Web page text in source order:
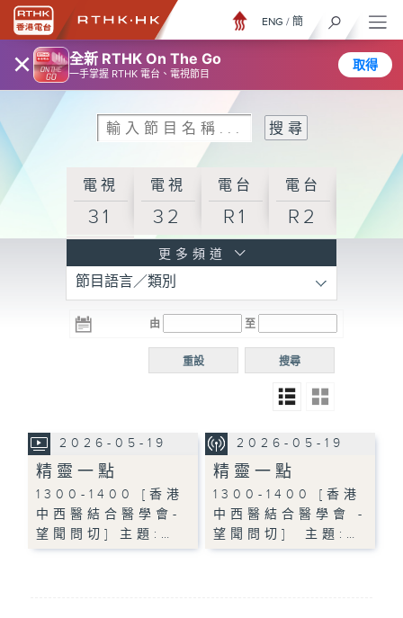
× 全新 RTHK On The Go
一手掌握 RTHK 電台、電視節目
取得
ENG / 簡
電視
31
電視
32
電台
R1
電台
R2
R3
電台 電台
R5
電台
普通
更多頻道
節目語言／類別
由 至
搜尋
重設
2026-05-19
精靈一點
1300-1400 [香港
中西醫結合醫學會-
望聞問切] 主題:…
2026-05-19
精靈一點
1300-1400 [香港
中西醫結合醫學會 -
望聞問切] 主題:…